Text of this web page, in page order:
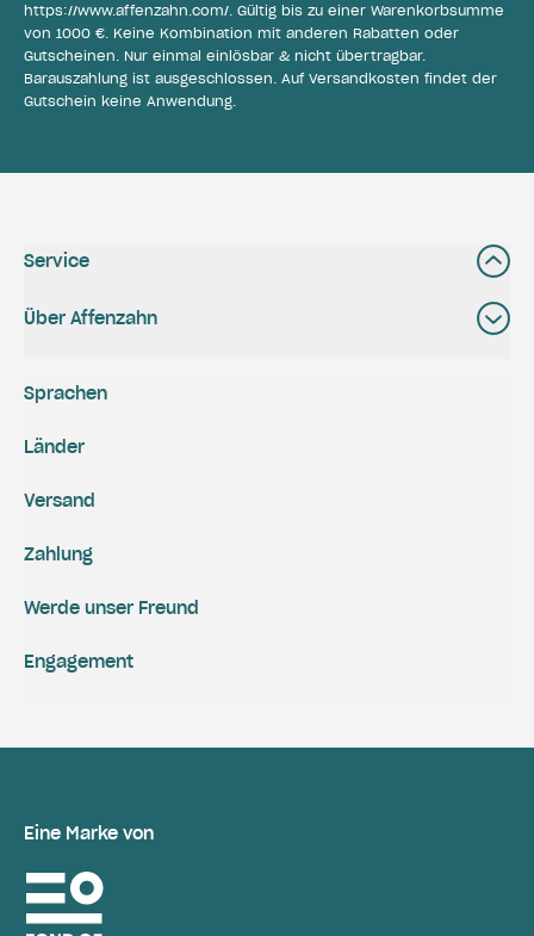
https://www.affenzahn.com/ . Gültig bis zu einer Warenkorbsumme
von 1000 €. Keine Kombination mit anderen Rabatten oder
Gutscheinen. Nur einmal einlösbar & nicht übertragbar.
Barauszahlung ist ausgeschlossen. Auf Versandkosten findet der
Gutschein keine Anwendung.
Service
Über Affenzahn
Versand
Zahlung
Engagement
Werde unser Freund
Sprachen
Länder
Eine Marke von